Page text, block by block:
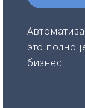
это
бизнес!